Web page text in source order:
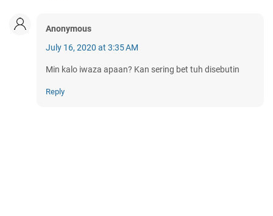
Anonymous
July 16, 2020 at 3:35 AM
Min kalo iwaza apaan? Kan sering bet tuh disebutin
Reply